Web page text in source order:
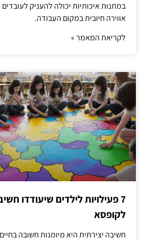
במתנות איכותיות יכולה להעניק
אווירה חיובית במקום העבודה.
לקריאת המאמר »
7 פעילויות לילדים שיעודדו
לקופסא
חשיבה יצירתית היא מיומנות חשובה